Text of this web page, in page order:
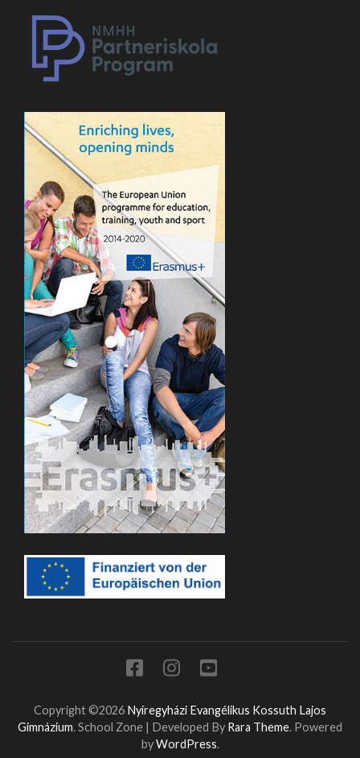
Copyright ©2026 Nyíregyházi Evangélikus Kossuth Lajos
Gimnázium.School Zone | Developed By Rara Theme. Powered
byWordPress.